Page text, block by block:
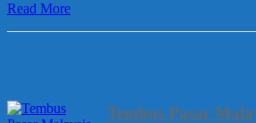
Read More
Tembus Pasar